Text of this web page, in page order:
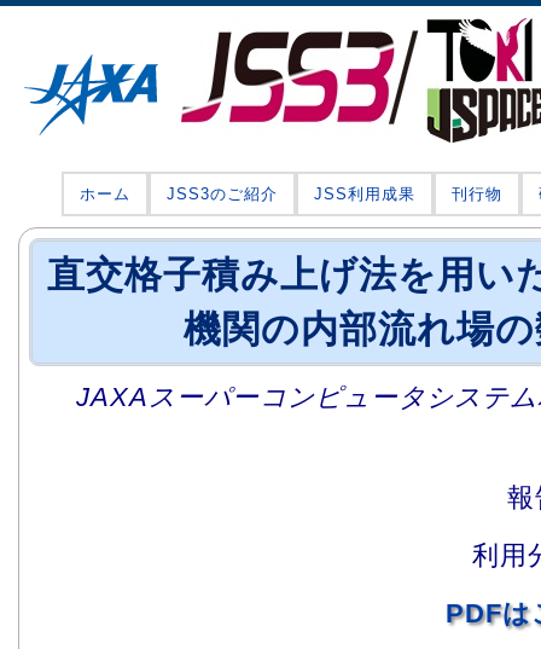
ホーム JSS3のご紹介 JSS利用成果 刊行物
直交格子積み上げ法を用い
機関の内部流れ場
JAXAスーパーコンピュータシステ
報
利用
PDFは